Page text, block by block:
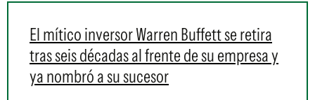
El mítico inversor Warren Buffett se retira
tras seis décadas al frente de su empresa y
ya nombró a su sucesor